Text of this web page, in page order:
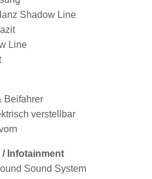
Shadow Line
Line
Beifahrer
verstellbar
Infotainment
Sound System